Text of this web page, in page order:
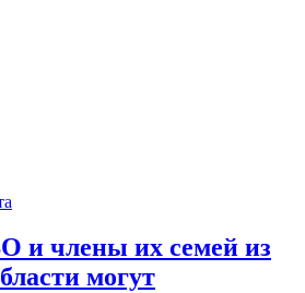
и члены их семей из
могут